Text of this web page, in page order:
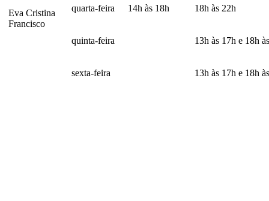
Eva Cristina
Francisco
quarta-feira 14h às 18h 18h às 22h
quinta-feira 13h às 17h e 18h
sexta-feira 13h às 17h e 18h